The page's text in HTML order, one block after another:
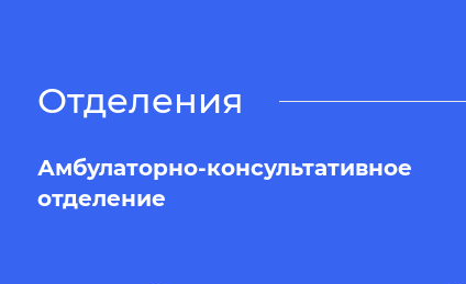
Отделения
Амбулаторно-консультативное
отделение